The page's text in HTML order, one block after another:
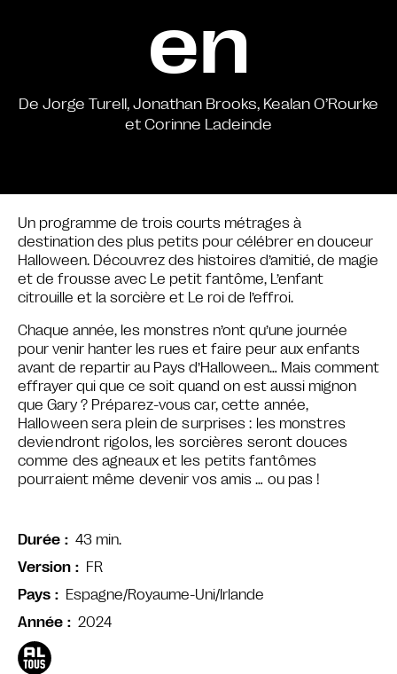
en
De Jorge Turell, Jonathan Brooks, Kealan O’Rourke
et Corinne Ladeinde
Un programme de trois courts métrages à
destination des plus petits pour célébrer en douceur
Halloween. Découvrez des histoires d’amitié, de magie
et de frousse avec Le petit fantôme, L’enfant
citrouille et la sorcière et Le roi de l’effroi.
Chaque année, les monstres n’ont qu’une journée
pour venir hanter les rues et faire peur aux enfants
avant de repartir au Pays d’Halloween… Mais comment
effrayer qui que ce soit quand on est aussi mignon
que Gary ? Préparez-vous car, cette année,
Halloween sera plein de surprises : les monstres
deviendront rigolos, les sorcières seront douces
comme des agneaux et les petits fantômes
pourraient même devenir vos amis … ou pas !
Durée
43 min.
Version
FR
Pays
Espagne/Royaume-Uni/Irlande
Année
2024